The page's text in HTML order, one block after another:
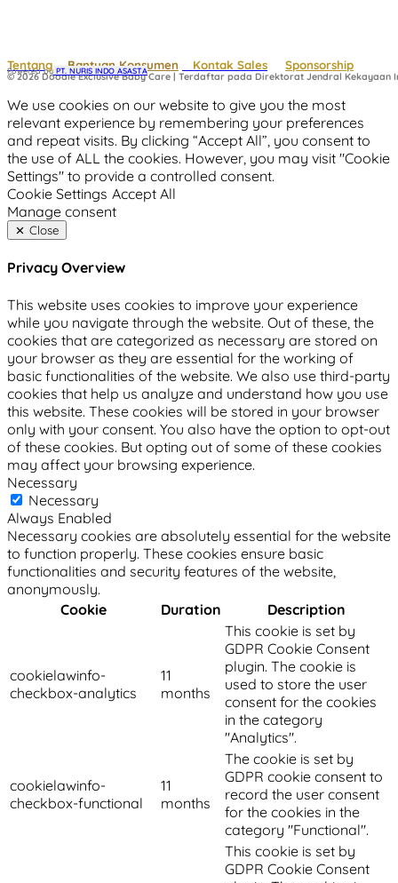
Tentang Bantuan Konsumen Kontak Sales Sponsorship
© 2026 Doodle Exclusive Baby Care | Terdaftar pada Direktorat Jendral Kekayaan
Powered by PT. NURIS INDO ASASTA
We use cookies on our website to give you the most
relevant experience by remembering your preferences
and repeat visits. By clicking “Accept All”, you consent to
the use of ALL the cookies. However, you may visit "Cookie
Settings" to provide a controlled consent.
Cookie Settings Accept All
Manage consent
Close
Privacy Overview
This website uses cookies to improve your experience
while you navigate through the website. Out of these, the
cookies that are categorized as necessary are stored on
your browser as they are essential for the working of
basic functionalities of the website. We also use third-party
cookies that help us analyze and understand how you use
this website. These cookies will be stored in your browser
only with your consent. You also have the option to opt-out
of these cookies. But opting out of some of these cookies
may affect your browsing experience.
Necessary
Necessary
Always Enabled
Necessary cookies are absolutely essential for the website
to function properly. These cookies ensure basic
functionalities and security features of the website,
anonymously.
Cookie
Duration Description
cookielawinfo-
checkbox-analytics
11
months
This cookie is set by
GDPR Cookie Consent
plugin. The cookie is
used to store the user
consent for the cookies
in the category
"Analytics".
cookielawinfo-
checkbox-functional
11
months
The cookie is set by
GDPR cookie consent to
record the user consent
for the cookies in the
category "Functional".
This cookie is set by
GDPR Cookie Consent